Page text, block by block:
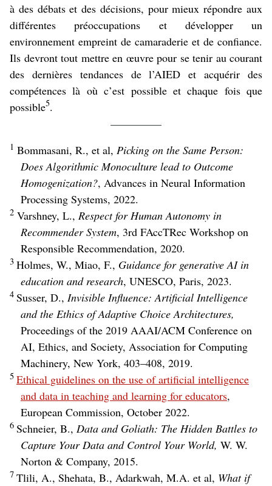
à des débats et des décisions, pour mieux répondre aux
différentes préoccupations et développer un
environnement empreint de camaraderie et de confiance.
Ils devront tout mettre en œuvre pour se tenir au courant
des dernières tendances de l’AIED et acquérir des
compétences là où c’est possible et chaque fois que
possible5.
1 Bommasani, R., et al, Picking on the Same Person:
Does Algorithmic Monoculture lead to Outcome
Homogenization?, Advances in Neural Information
Processing Systems, 2022.
2 Varshney, L., Respect for Human Autonomy in
Recommender System, 3rd FAccTRec Workshop on
Responsible Recommendation, 2020.
3 Holmes, W., Miao, F., Guidance for generative AI in
education and research, UNESCO, Paris, 2023.
4 Susser, D., Invisible Influence: Artificial Intelligence
and the Ethics of Adaptive Choice Architectures,
Proceedings of the 2019 AAAI/ACM Conference on
AI, Ethics, and Society, Association for Computing
Machinery, New York, 403–408, 2019.
5 Ethical guidelines on the use of artificial intelligence
and data in teaching and learning for educators,
European Commission, October 2022.
6 Schneier, B., Data and Goliath: The Hidden Battles to
Capture Your Data and Control Your World, W. W.
Norton & Company, 2015.
7 Tlili, A., Shehata, B., Adarkwah, M.A. et al, What if